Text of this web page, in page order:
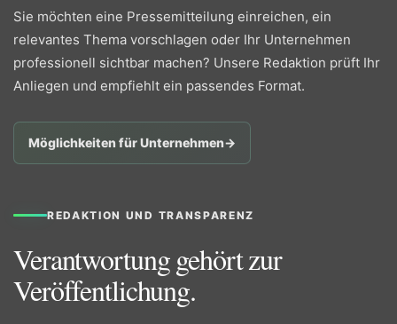
Sie möchten eine Pressemitteilung einreichen, ein
relevantes Thema vorschlagen oder Ihr Unternehmen
professionell sichtbar machen? Unsere Redaktion prüft Ihr
Anliegen und empfiehlt ein passendes Format.
Möglichkeiten für Unternehmen→
REDAKTION UND TRANSPARENZ
Verantwortung gehört zur
Veröffentlichung.